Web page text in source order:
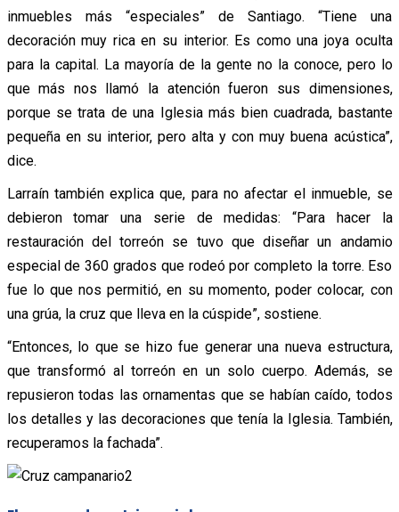
inmuebles más “especiales” de Santiago. “Tiene una
decoración muy rica en su interior. Es como una joya oculta
para la capital. La mayoría de la gente no la conoce, pero lo
que más nos llamó la atención fueron sus dimensiones,
porque se trata de una Iglesia más bien cuadrada, bastante
pequeña en su interior, pero alta y con muy buena acústica”,
dice.
Larraín también explica que, para no afectar el inmueble, se
debieron tomar una serie de medidas: “Para hacer la
restauración del torreón se tuvo que diseñar un andamio
especial de 360 grados que rodeó por completo la torre. Eso
fue lo que nos permitió, en su momento, poder colocar, con
una grúa, la cruz que lleva en la cúspide”, sostiene.
“Entonces, lo que se hizo fue generar una nueva estructura,
que transformó al torreón en un solo cuerpo. Además, se
repusieron todas las ornamentas que se habían caído, todos
los detalles y las decoraciones que tenía la Iglesia. También,
recuperamos la fachada”.